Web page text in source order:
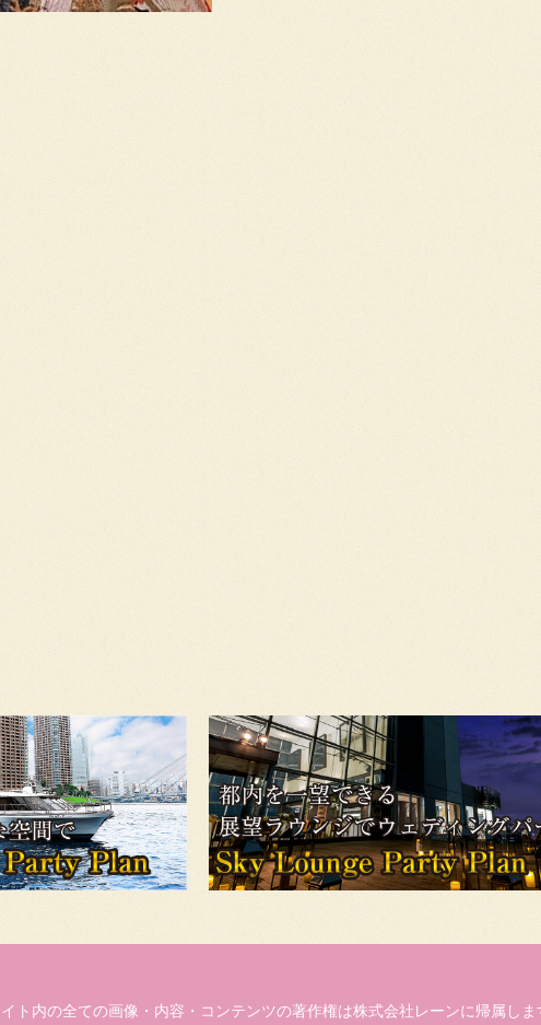
ト内の全ての画像・内容・コンテンツの著作権は株式会社レーンに帰属し